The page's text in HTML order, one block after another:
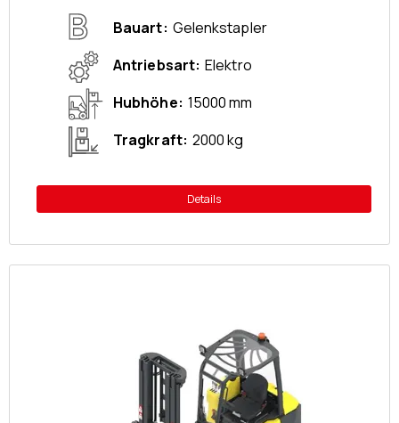
Bauart Gelenkstapler
Antriebsart Elektro
Hubhöhe 15000 mm
Tragkraft 2000 kg
Details